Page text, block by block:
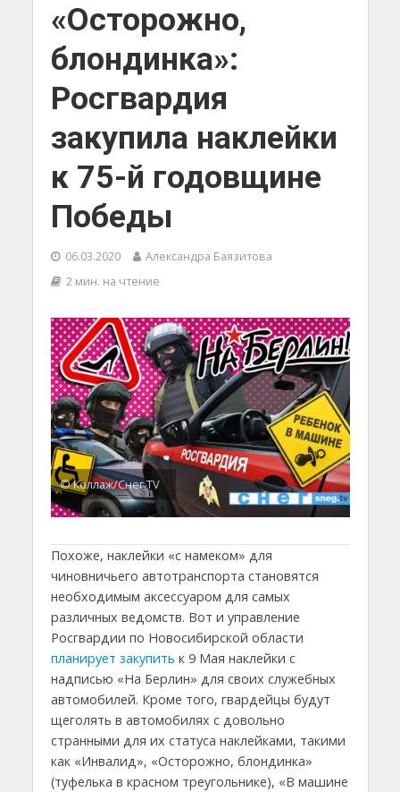
«Осторожно,
блондинка»:
Росгвардия
закупила наклейки
к 75-й годовщине
Победы
06.03.2020
Александра Баязитова
2 мин. на чтение
© Коллаж/Снег.TV
Похоже, наклейки «с намеком» для
чиновничьего автотранспорта становятся
необходимым аксессуаром для самых
различных ведомств. Вот и управление
Росгвардии по Новосибирской области
планирует закупить к 9 Мая наклейки с
надписью «На Берлин» для своих служебных
автомобилей. Кроме того, гвардейцы будут
щеголять в автомобилях с довольно
странными для их статуса наклейками, такими
как «Инвалид», «Осторожно, блондинка»
(туфелька в красном треугольнике), «В машине